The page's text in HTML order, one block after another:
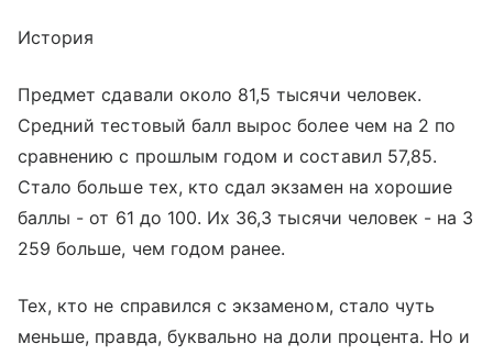
История
Предмет сдавали около 81,5 тысячи человек.
Средний тестовый балл вырос более чем на 2 по
сравнению с прошлым годом и составил 57,85.
Стало больше тех, кто сдал экзамен на хорошие
баллы - от 61 до 100. Их 36,3 тысячи человек - на 3
259 больше, чем годом ранее.
Тех, кто не справился с экзаменом, стало чуть
меньше, правда, буквально на доли процента. Но и